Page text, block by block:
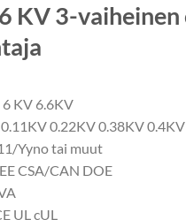
KV 3-
KV 6.6KV
0.22KV 0.38KV
Yyno tai muut
CSA/CAN DOE
UL cUL